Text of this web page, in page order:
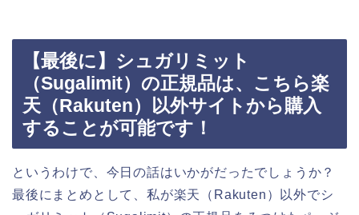
【最後に】シュガリミット
（Sugalimit）の正規品は、こちら楽
天（Rakuten）以外サイトから購入
することが可能です！
というわけで、今日の話はいかがだったでしょうか？
最後にまとめとして、私が楽天（Rakuten）以外でシ